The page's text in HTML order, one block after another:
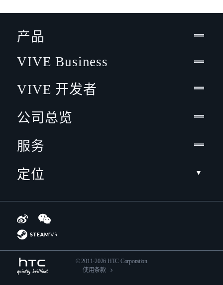
产品
VIVE Business
VIVE 开发者
公司总览
服务
定位
© 2011-2026 HTC Corporation
使用条款